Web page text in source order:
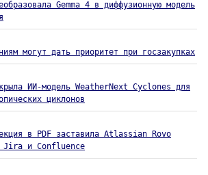
Gemma 4 в диффузионную модель
могут дать приоритет при госзакупках
ИИ-модель WeatherNext Cyclones для
циклонов
в PDF заставила Atlassian Rovo
Jira и Confluence